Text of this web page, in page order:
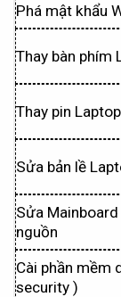
Phá mật khẩu
Thay bàn phím
Thay pin Laptop
Sửa bản lề
Sửa
nguồn
Cài phần mềm
security )